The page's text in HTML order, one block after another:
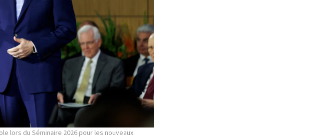
lors du Séminaire 2026 pour les nouveaux